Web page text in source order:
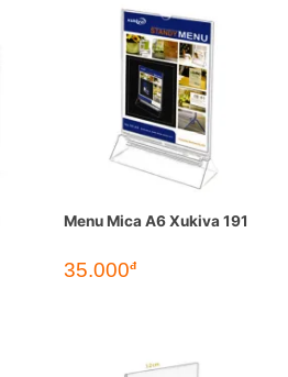
Menu Mica A6 Xukiva 191
35.000đ